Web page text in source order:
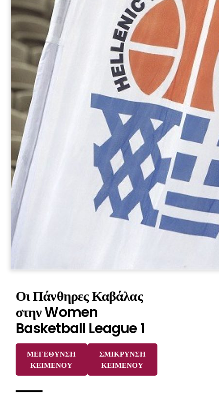
Οι Πάνθηρες Καβάλας
στην Women
Basketball League 1
ΜΕΓΕΘΥΝΣΗ
ΚΕΙΜΕΝΟΥ
ΣΜΙΚΡΥΝΣΗ
ΚΕΙΜΕΝΟΥ